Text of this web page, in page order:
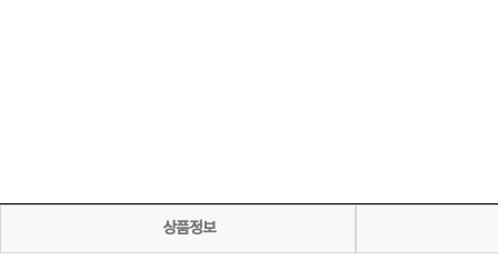
상품정보